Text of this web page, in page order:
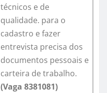
técnicos e de
qualidade. para o
cadastro e fazer
entrevista precisa dos
documentos pessoais e
carteira de trabalho.
(Vaga 8381081)